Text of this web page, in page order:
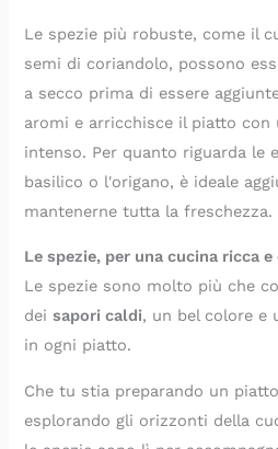
Le spezie più robuste, come il
semi di coriandolo, possono
a secco prima di essere
aromi e arricchisce il piatto con
intenso. Per quanto riguarda le
basilico o l'origano, è ideale
mantenerne tutta la freschezza.
Le spezie, per una cucina ricca
Le spezie sono molto più che
deisapori caldi, un bel colore e
in ogni piatto.
Che tu stia preparando un
esplorando gli orizzonti della